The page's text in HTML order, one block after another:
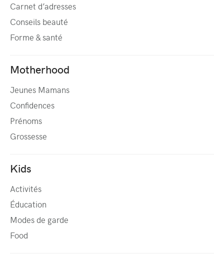
Carnet d’adresses
Conseils beauté
Forme & santé
Motherhood
Jeunes Mamans
Confidences
Prénoms
Grossesse
Kids
Activités
Éducation
Modes de garde
Food